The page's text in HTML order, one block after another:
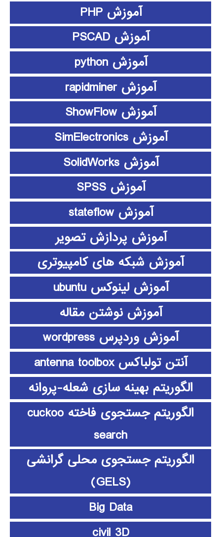
آموزش PHP
آموزش PSCAD
آموزش python
آموزش rapidminer
آموزش ShowFlow
آموزش SimElectronics
آموزش SolidWorks
آموزش SPSS
آموزش stateflow
آموزش پردازش تصویر
آموزش شبکه های کامپیوتری
آموزش لینوکس ubuntu
آموزش نوشتن مقاله
آموزش وردپرس wordpress
آنتن تولباکس antenna toolbox
الگوریتم بهینه سازی شعله-پروانه
الگوریتم جستجوی فاخته cuckoo
search
الگوریتم جستجوی محلی گرانشی
(GELS)
Big Data
civil 3D